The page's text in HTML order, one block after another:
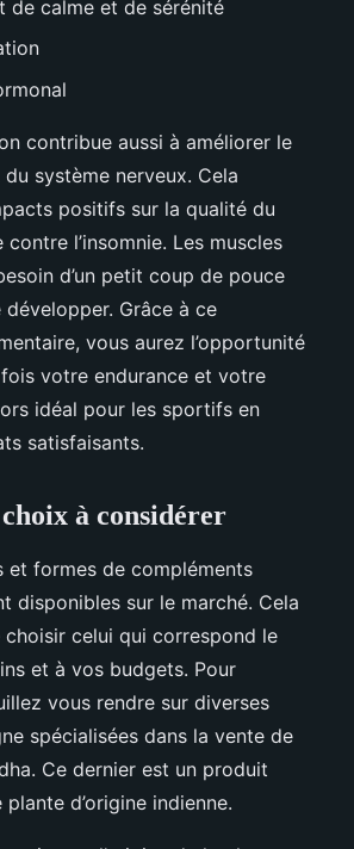
de calme et de sérénité
contribue aussi à améliorer le
système nerveux. Cela
positifs sur la qualité du
l’insomnie. Les muscles
d’un petit coup de pouce
Grâce à ce
vous aurez l’opportunité
votre endurance et votre
idéal pour les sportifs en
satisfaisants.
à considérer
et formes de compléments
disponibles sur le marché. Cela
celui qui correspond le
et à vos budgets. Pour
vous rendre sur diverses
spécialisées dans la vente de
Ce dernier est un produit
plante d’origine indienne.